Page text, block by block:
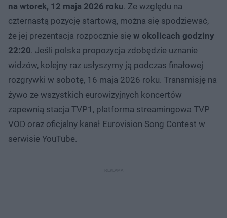
na wtorek, 12 maja 2026 roku. Ze względu na
czternastą pozycję startową, można się spodziewać,
że jej prezentacja rozpocznie się w okolicach godziny
22:20. Jeśli polska propozycja zdobędzie uznanie
widzów, kolejny raz usłyszymy ją podczas finałowej
rozgrywki w sobotę, 16 maja 2026 roku. Transmisję na
żywo ze wszystkich eurowizyjnych koncertów
zapewnią stacja TVP1, platforma streamingowa TVP
VOD oraz oficjalny kanał Eurovision Song Contest w
serwisie YouTube.